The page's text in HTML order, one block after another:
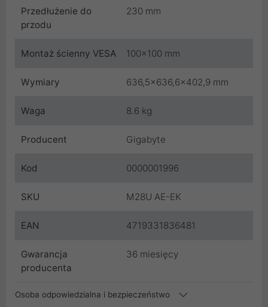
Przedłużenie do
przodu
230 mm
Montaż ścienny VESA 100x100 mm
Wymiary 636,5x636,6x402,9 mm
Waga 8.6 kg
Producent Gigabyte
Kod 0000001996
SKU M28U AE-EK
EAN 4719331836481
Gwarancja
producenta
36 miesięcy
Osoba odpowiedzialna i bezpieczeństwo